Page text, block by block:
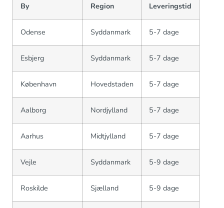
By Region Leveringstid
Odense Syddanmark 5-7 dage
Esbjerg Syddanmark 5-7 dage
København Hovedstaden 5-7 dage
Aalborg Nordjylland 5-7 dage
Aarhus Midtjylland 5-7 dage
Vejle Syddanmark 5-9 dage
Roskilde Sjælland 5-9 dage